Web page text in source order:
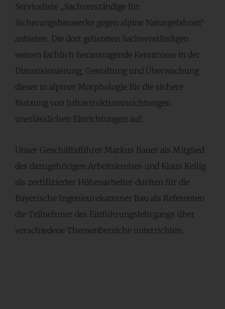
Serviceliste „Sachverständige für
Sicherungsbauwerke gegen alpine Naturgefahren“
anbieten. Die dort gelisteten Sachverständigen
weisen fachlich herausragende Kenntnisse in der
Dimensionierung, Gestaltung und Überwachung
dieser in alpiner Morphologie für die sichere
Nutzung von Infrastruktureinrichtungen
unerlässlichen Einrichtungen auf.
Unser Geschäftsführer Markus Bauer als Mitglied
des dazugehörigen Arbeitskreises und Klaus Keilig
als zertifizierter Höhenarbeiter durften für die
Bayerische Ingenieurekammer Bau als Referenten
die Teilnehmer des Einführungslehrgangs über
verschiedene Themenbereiche unterrichten.